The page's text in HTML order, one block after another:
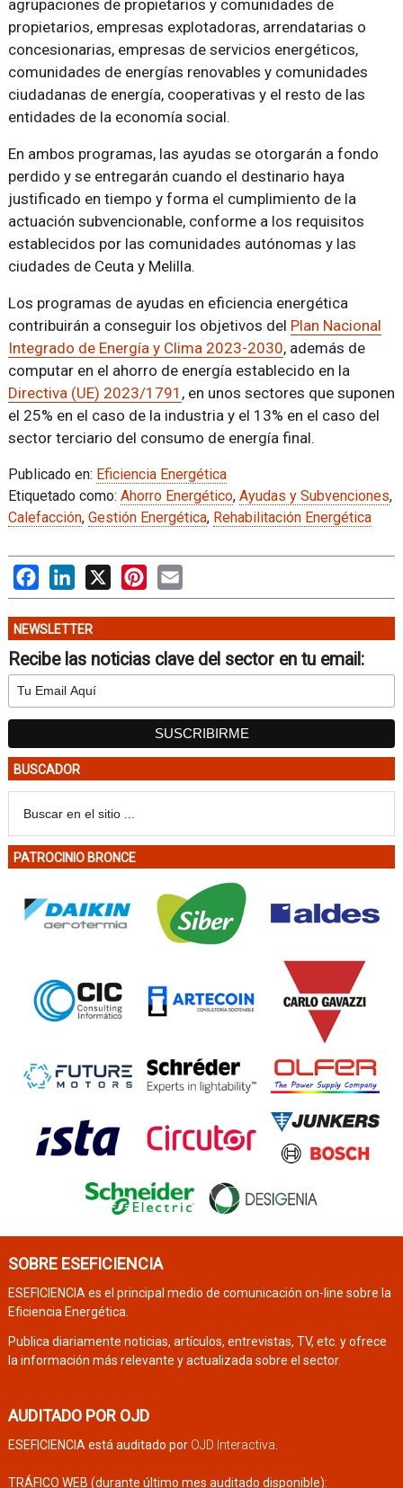
agrupaciones de propietarios y comunidades de
propietarios, empresas explotadoras, arrendatarias o
concesionarias, empresas de servicios energéticos,
comunidades de energías renovables y comunidades
ciudadanas de energía, cooperativas y el resto de las
entidades de la economía social.
En ambos programas, las ayudas se otorgarán a fondo
perdido y se entregarán cuando el destinario haya
justificado en tiempo y forma el cumplimiento de la
actuación subvencionable, conforme a los requisitos
establecidos por las comunidades autónomas y las
ciudades de Ceuta y Melilla.
Los programas de ayudas en eficiencia energética
contribuirán a conseguir los objetivos del Plan Nacional
Integrado de Energía y Clima 2023-2030, además de
computar en el ahorro de energía establecido en la
Directiva (UE) 2023/1791 , en unos sectores que suponen
el 25% en el caso de la industria y el 13% en el caso del
sector terciario del consumo de energía final.
Publicado en: Eficiencia Energética
Etiquetado como: Ahorro Energético, Ayudas y Subvenciones,
Calefacción, Gestión Energética, Rehabilitación Energética
FacebookLinkedIn
X PinterestEmail
NEWSLETTER
Recibe las noticias clave del sector en tu email:
BUSCADOR
PATROCINIO BRONCE
SOBRE ESEFICIENCIA
ESEFICIENCIA es el principal medio de comunicación on-line sobre la
Eficiencia Energética.
Publica diariamente noticias, artículos, entrevistas, TV, etc. y ofrece
la información más relevante y actualizada sobre el sector.
AUDITADO POR OJD
ESEFICIENCIA está auditado por OJD Interactiva.
TRÁFICO WEB (durante último mes auditado disponible):